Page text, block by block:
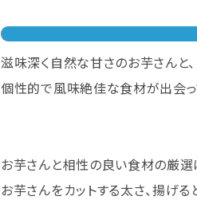
滋味深く自然な甘さのお芋さんと、
個性的で風味絶佳な食材が出会
お芋さんと相性の良い食材の厳選
お芋さんをカットする太さ、揚げ